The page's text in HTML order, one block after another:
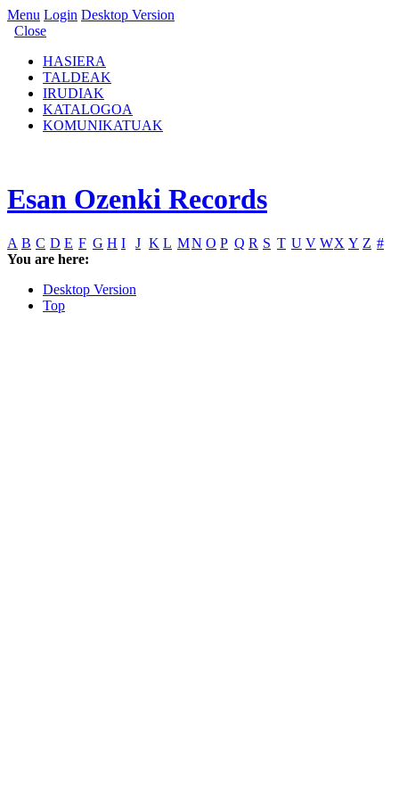
Menu Login Desktop Version
Close
HASIERA
TALDEAK
IRUDIAK
KATALOGOA
KOMUNIKATUAK
Esan Ozenki Records
A B C D E F G H I J K L MN O P Q R S T U V WX Y Z #
You are here:
Desktop Version
Top